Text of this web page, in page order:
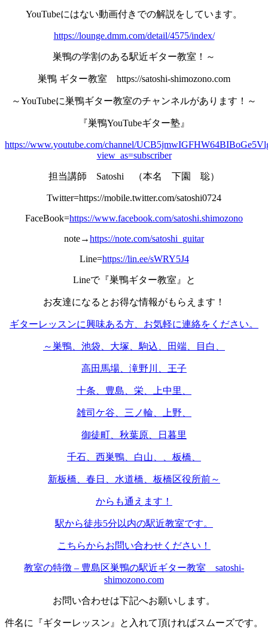
YouTubeにはない動画付きでの解説をしています。
https://lounge.dmm.com/detail/4575/index/
巣鴨の学割のある駅近ギター教室！～
巣鴨 ギター教室 https://satoshi-shimozono.com
～YouTubeに巣鴨ギター教室のチャンネルがあります！～
『巣鴨YouTubeギター塾』
https://www.youtube.com/channel/
view_as=subscriber
担当講師 Satoshi （本名 下園 聡）
Twitter=https://mobile.twitter.com/satoshi0724
FaceBook=https://www.facebook.com/satoshi.shimozono
note→https://note.com/satoshi_guitar
Line=https://lin.ee/sWRY5J4
Lineで『巣鴨ギター教室』と
お友達になるとお得な情報がもらえます！
ギターレッスンに興味ある方、お気軽に連絡をください。
～巣鴨、池袋、大塚、駒込、田端、目白、
高田馬場、滝野川、王子
十条、豊島、栄、上中里、
雑司ケ谷、三ノ輪、上野、
御徒町、秋葉原、日暮里
千石、西巣鴨、白山、、板橋、
新板橋、春日、水道橋、板橋区役所前～
からも通えます！
駅から徒歩5分以内の駅近教室です。
こちらからお問い合わせください！
教室の特徴 – 豊島区巣鴨の駅近ギター教室 satoshi-
shimozono.com
お問い合わせは下記へお願いします。
件名に『ギターレッスン』と入れて頂ければスムーズです。